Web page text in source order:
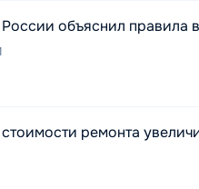
объяснил правила
ремонта